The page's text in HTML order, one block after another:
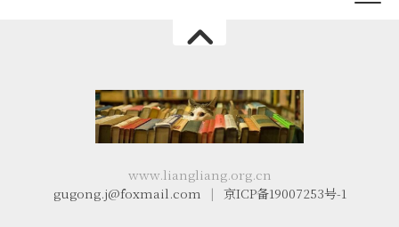
www.liangliang.org.cn
gugong.j@foxmail.com
| 京ICP备19007253号-1